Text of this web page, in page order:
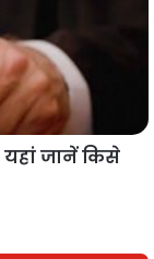
यहां जानें किसे